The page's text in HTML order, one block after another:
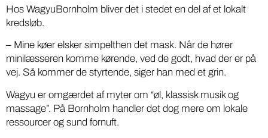
Hos WagyuBornholm bliver det i stedet en del af et lokalt
kredsløb.
– Mine køer elsker simpelthen det mask. Når de hører
minilæsseren komme kørende, ved de godt, hvad der er på
vej. Så kommer de styrtende, siger han med et grin.
Wagyu er omgærdet af myter om “øl, klassisk musik og
massage”. På Bornholm handler det dog mere om lokale
ressourcer og sund fornuft.